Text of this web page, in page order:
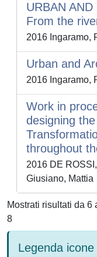
URBAN
From the
2016 Ingaramo,
Urban and
2016 Ingaramo,
Work in
designing
throughout
2016 DE
Giusiano, Mattia
Mostrati risultati da 6
8
Legenda icone